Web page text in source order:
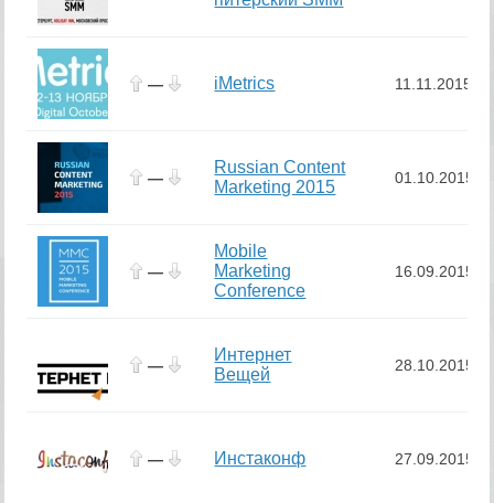
— iMetrics 11.11.2015
—
Russian Content
Marketing 2015
01.10.2015
—
Mobile
Marketing
Conference
16.09.2015
—
Интернет
Вещей
28.10.2015
— Инстаконф 27.09.2015